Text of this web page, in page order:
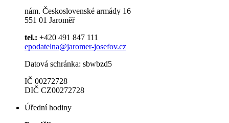
nám. Československé armády 16
551 01 Jaroměř
tel.: +420 491 847 111
epodatelna@jaromer-josefov.cz
Datová schránka: sbwbzd5
IČ 00272728
DIČ CZ00272728
Úřední hodiny